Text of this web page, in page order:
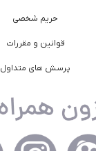
حریم شخصی
قوانین و مقررات
پرسش های متداول